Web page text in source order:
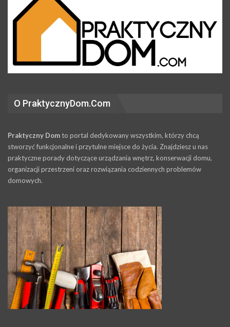
O PraktycznyDom.Com
Praktyczny Dom to portal dedykowany wszystkim, którzy chcą
stworzyć funkcjonalne i przytulne miejsce do życia. Znajdziesz u nas
praktyczne porady dotyczące urządzania wnętrz, konserwacji domu,
organizacji przestrzeni oraz rozwiązania codziennych problemów
domowych.